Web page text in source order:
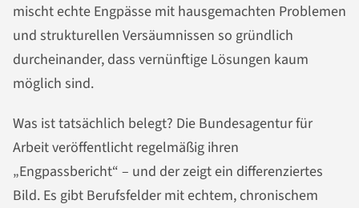
mischt echte Engpässe mit hausgemachten Problemen
und strukturellen Versäumnissen so gründlich
durcheinander, dass vernünftige Lösungen kaum
möglich sind.
Was ist tatsächlich belegt? Die Bundesagentur für
Arbeit veröffentlicht regelmäßig ihren
„Engpassbericht“ – und der zeigt ein differenziertes
Bild. Es gibt Berufsfelder mit echtem, chronischem